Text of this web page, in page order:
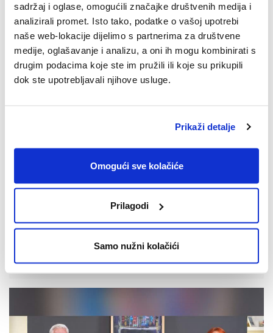
sadržaj i oglase, omogućili značajke društvenih medija i
analizirali promet. Isto tako, podatke o vašoj upotrebi
naše web-lokacije dijelimo s partnerima za društvene
medije, oglašavanje i analizu, a oni ih mogu kombinirati s
drugim podacima koje ste im pružili ili koje su prikupili
dok ste upotrebljavali njihove usluge.
Prikaži detalje
Omogući sve kolačiće
Prilagodi
Samo nužni kolačići
15.10.2025.
SPACE2TALK: Epizoda #14: [Intelekt,
intuicija i instinkt]
Pogledajte epizodu #14 SPACE2TALK podcasta.